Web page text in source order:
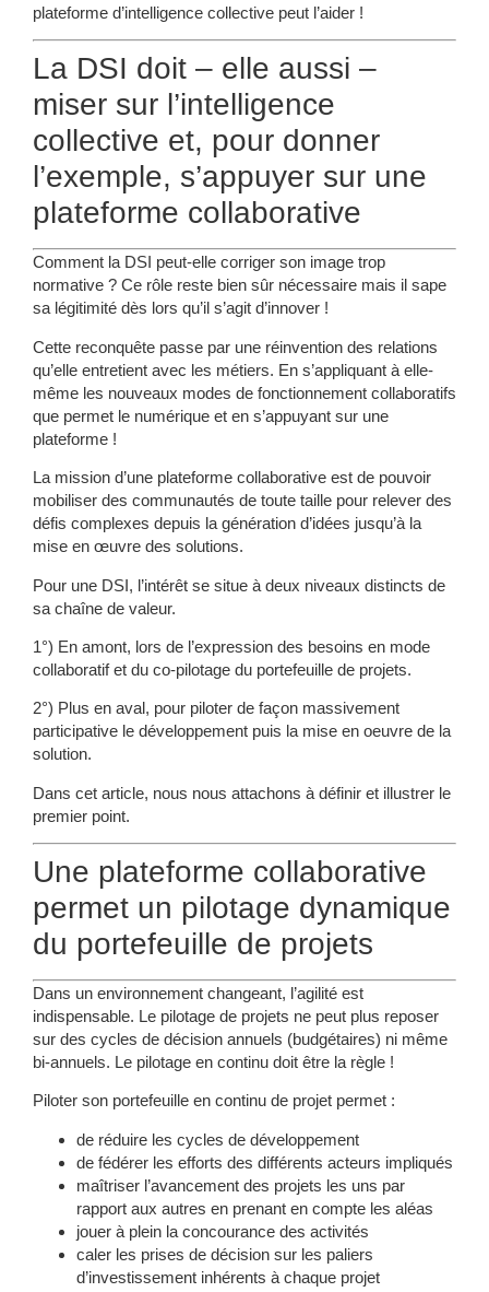
plateforme d’intelligence collective peut l’aider !
La DSI doit – elle aussi –
miser sur l’intelligence
collective et, pour donner
l’exemple, s’appuyer sur une
plateforme collaborative
Comment la DSI peut-elle corriger son image trop
normative ? Ce rôle reste bien sûr nécessaire mais il sape
sa légitimité dès lors qu’il s’agit d’innover !
Cette reconquête passe par une réinvention des relations
qu’elle entretient avec les métiers. En s’appliquant à elle-
même les nouveaux modes de fonctionnement collaboratifs
que permet le numérique et en s’appuyant sur une
plateforme !
La mission d’une plateforme collaborative est de pouvoir
mobiliser des communautés de toute taille pour relever des
défis complexes depuis la génération d’idées jusqu’à la
mise en œuvre des solutions.
Pour une DSI, l’intérêt se situe à deux niveaux distincts de
sa chaîne de valeur.
1°) En amont, lors de l’expression des besoins en mode
collaboratif et du co-pilotage du portefeuille de projets.
2°) Plus en aval, pour piloter de façon massivement
participative le développement puis la mise en oeuvre de la
solution.
Dans cet article, nous nous attachons à définir et illustrer le
premier point.
Une plateforme collaborative
permet un pilotage dynamique
du portefeuille de projets
Dans un environnement changeant, l’agilité est
indispensable. Le pilotage de projets ne peut plus reposer
sur des cycles de décision annuels (budgétaires) ni même
bi-annuels. Le pilotage en continu doit être la règle !
Piloter son portefeuille en continu de projet permet :
de réduire les cycles de développement
de fédérer les efforts des différents acteurs impliqués
maîtriser l’avancement des projets les uns par
rapport aux autres en prenant en compte les aléas
jouer à plein la concourance des activités
caler les prises de décision sur les paliers
d’investissement inhérents à chaque projet